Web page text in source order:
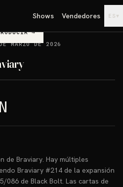
Shows Vendedores ES ▾
→
MARZO DE 2026
de Braviary. Hay múltiples
Braviary #214 de la expansión
086 de Black Bolt. Las cartas de